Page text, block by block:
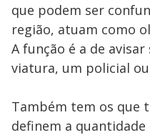
que podem ser
região, atuam como
A função é a de
viatura, um policial
Também tem os que
definem a quantidade